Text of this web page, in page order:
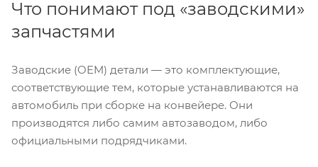
Что понимают под «заводскими»
запчастями
Заводские (OEM) детали — это комплектующие,
соответствующие тем, которые устанавливаются на
автомобиль при сборке на конвейере. Они
производятся либо самим автозаводом, либо
официальными подрядчиками.